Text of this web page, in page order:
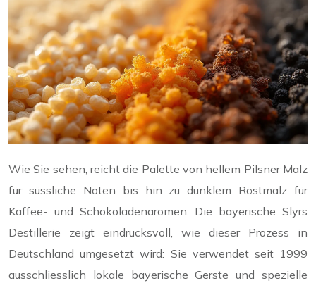
Wie Sie sehen, reicht die Palette von hellem Pilsner Malz
für süssliche Noten bis hin zu dunklem Röstmalz für
Kaffee- und Schokoladenaromen. Die bayerische Slyrs
Destillerie zeigt eindrucksvoll, wie dieser Prozess in
Deutschland umgesetzt wird: Sie verwendet seit 1999
ausschliesslich lokale bayerische Gerste und spezielle